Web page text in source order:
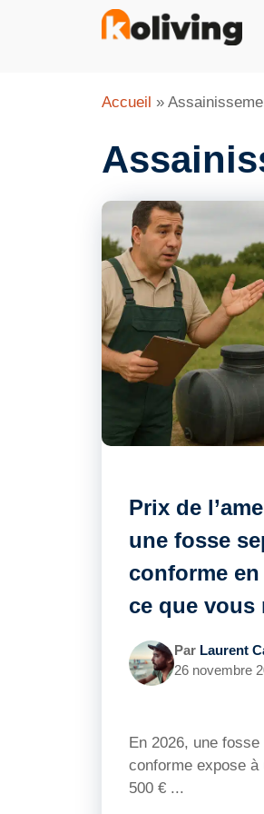
Accueil »
Prix de
une fosse
conforme
ce que vous
Par Laurent
26 novembre
En 2026, une
conforme expose à
500 € ...